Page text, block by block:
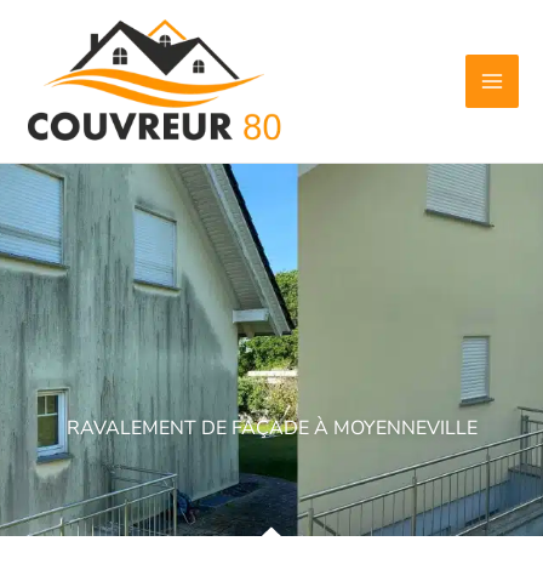
contenu
RAVALEMENT DE FAÇADE À MOYENNEVILLE